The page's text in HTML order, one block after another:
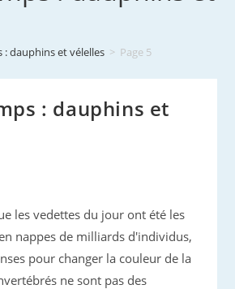
: dauphins et vélelles > Page 5
: dauphins et
les vedettes du jour ont été les
nappes de milliards d'individus,
pour changer la couleur de la
ne sont pas des